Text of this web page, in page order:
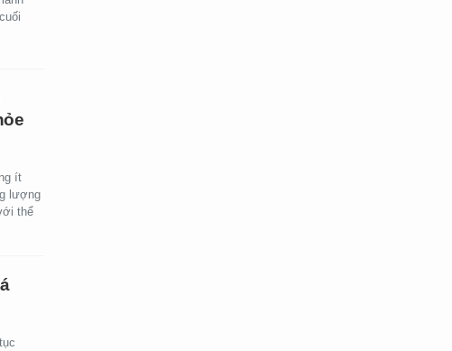
ít
lượng
thể